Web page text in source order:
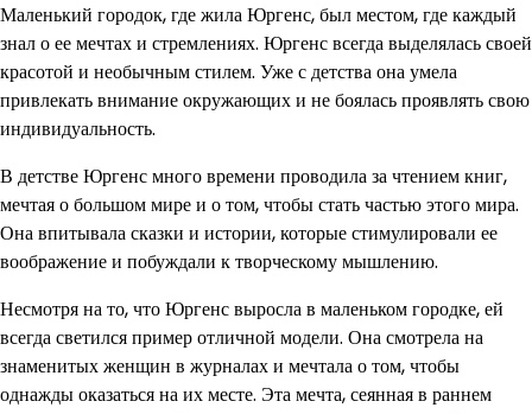
Маленький городок, где жила Юргенс, был местом, где каждый
знал о ее мечтах и стремлениях. Юргенс всегда выделялась своей
красотой и необычным стилем. Уже с детства она умела
привлекать внимание окружающих и не боялась проявлять свою
индивидуальность.
В детстве Юргенс много времени проводила за чтением книг,
мечтая о большом мире и о том, чтобы стать частью этого мира.
Она впитывала сказки и истории, которые стимулировали ее
воображение и побуждали к творческому мышлению.
Несмотря на то, что Юргенс выросла в маленьком городке, ей
всегда светился пример отличной модели. Она смотрела на
знаменитых женщин в журналах и мечтала о том, чтобы
однажды оказаться на их месте. Эта мечта, сеянная в раннем